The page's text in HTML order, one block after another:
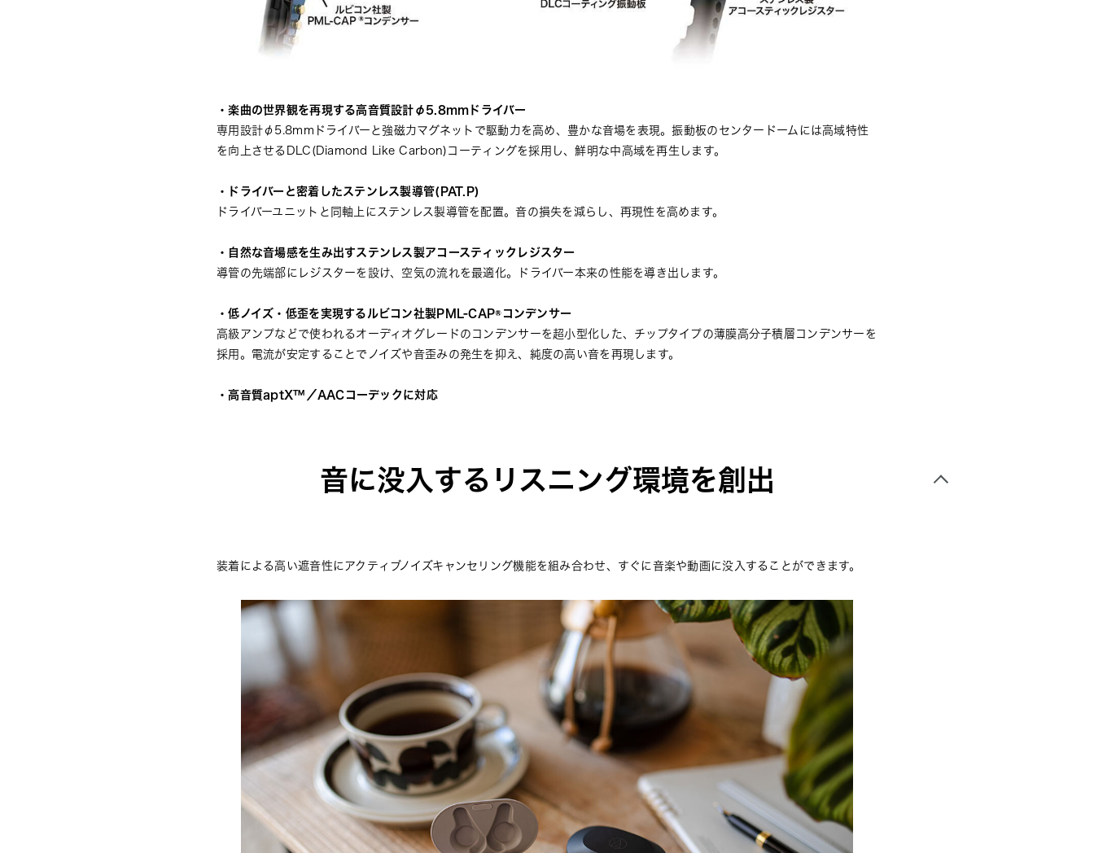
・楽曲の世界観を再現する高音質設計φ5.8mmドライバー
専用設計φ5.8mmドライバーと強磁力マグネットで駆動力を高め、豊かな音場を表現。振動板のセンタードームには高域特性
を向上させるDLC(Diamond Like Carbon)コーティングを採用し、鮮明な中高域を再生します。
・ドライバーと密着したステンレス製導管(PAT.P)
ドライバーユニットと同軸上にステンレス製導管を配置。音の損失を減らし、再現性を高めます。
・自然な音場感を生み出すステンレス製アコースティックレジスター
導管の先端部にレジスターを設け、空気の流れを最適化。ドライバー本来の性能を導き出します。
・低ノイズ・低歪を実現するルビコン社製PML-CAP®コンデンサー
高級アンプなどで使われるオーディオグレードのコンデンサーを超小型化した、チップタイプの薄膜高分子積層コンデンサーを
採用。電流が安定することでノイズや音歪みの発生を抑え、純度の高い音を再現します。
・高音質aptX™／AACコーデックに対応
音に没入するリスニング環境を創出
装着による高い遮音性にアクティブノイズキャンセリング機能を組み合わせ、すぐに音楽や動画に没入することができます。